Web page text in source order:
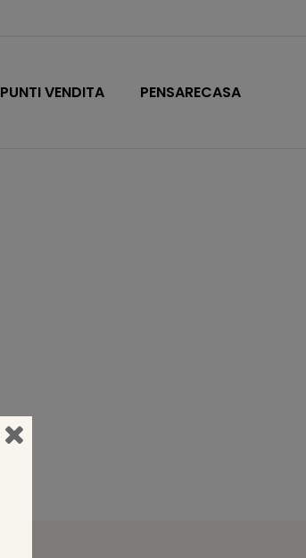
PUNTI VENDITA PENSARECASA